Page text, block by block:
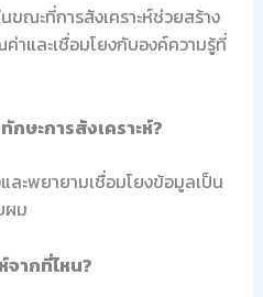
ขณะที่การสังเคราะห์ช่วยสร้าง
าและเชื่อมโยงกับองค์ความรู้ที่
ษะการสังเคราะห์?
ละพยายามเชื่อมโยงข้อมูลเป็น
ผม
จากที่ไหน?